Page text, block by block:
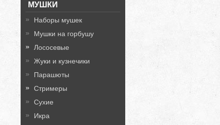
МУШКИ
Наборы мушек
Мушки на горбушу
Лососевые
Жуки и кузнечики
Парашюты
Стримеры
Сухие
Икра